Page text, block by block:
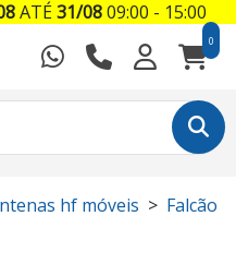
0
hf móveis
Falcão
ATÉ31/0809:00 - 15:00